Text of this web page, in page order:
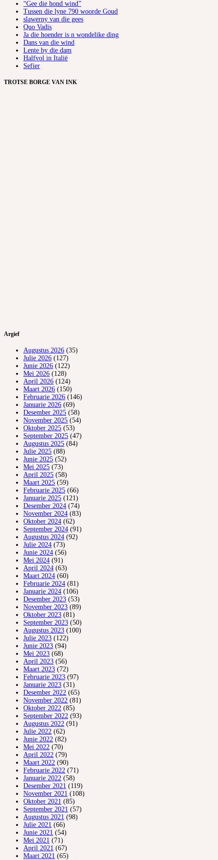
“Gee die hond wind”
Tussen die lyne 790 woorde Goud
slawerny van die gees
Quo Vadis
Ja die hoender is n wondelike ding
Dans van die wind
Lente by die dam
Halfvol in Italië
Sefier
TROTSE BORGE VAN INK
Argief
Augustus 2026 (35)
Julie 2026 (127)
Junie 2026 (122)
Mei 2026 (128)
April 2026 (124)
Maart 2026 (150)
Februarie 2026 (146)
Januarie 2026 (69)
Desember 2025 (58)
November 2025 (54)
Oktober 2025 (53)
September 2025 (47)
Augustus 2025 (84)
Julie 2025 (88)
Junie 2025 (52)
Mei 2025 (73)
April 2025 (58)
Maart 2025 (59)
Februarie 2025 (66)
Januarie 2025 (121)
Desember 2024 (74)
November 2024 (83)
Oktober 2024 (62)
September 2024 (91)
Augustus 2024 (92)
Julie 2024 (73)
Junie 2024 (56)
Mei 2024 (91)
April 2024 (63)
Maart 2024 (60)
Februarie 2024 (81)
Januarie 2024 (106)
Desember 2023 (53)
November 2023 (89)
Oktober 2023 (81)
September 2023 (50)
Augustus 2023 (100)
Julie 2023 (122)
Junie 2023 (94)
Mei 2023 (68)
April 2023 (56)
Maart 2023 (72)
Februarie 2023 (97)
Januarie 2023 (31)
Desember 2022 (65)
November 2022 (81)
Oktober 2022 (85)
September 2022 (93)
Augustus 2022 (91)
Julie 2022 (62)
Junie 2022 (82)
Mei 2022 (70)
April 2022 (79)
Maart 2022 (90)
Februarie 2022 (71)
Januarie 2022 (58)
Desember 2021 (119)
November 2021 (108)
Oktober 2021 (85)
September 2021 (57)
Augustus 2021 (98)
Julie 2021 (66)
Junie 2021 (54)
Mei 2021 (71)
April 2021 (67)
Maart 2021 (65)